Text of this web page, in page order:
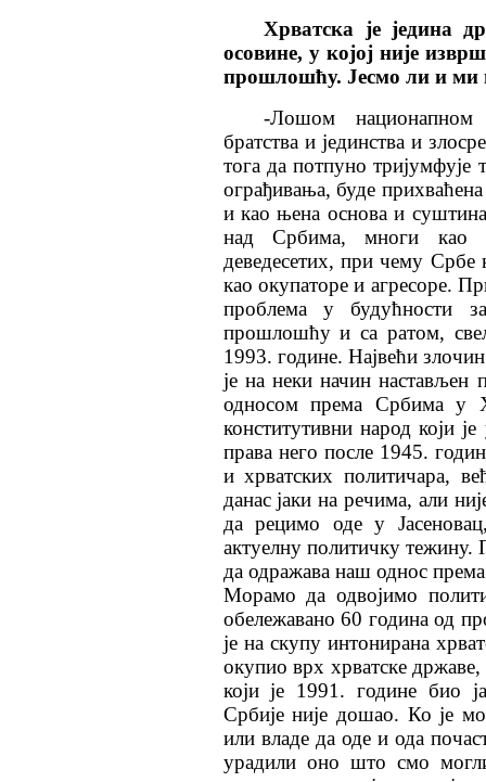
Хрватска је једина
осовине, у којој није
прошлошћу. Јесмо ли и ми
-Лошом национапном
братства и јединства и
тога да потпуно
ограђивања, буде
и као њена основа и
над Србима, многи као
деведесетих, при чему Србе
као окупаторе и агресоре.
проблема у будућности
прошлошћу и са ратом,
1993. године. Највећи
је на неки начин настављен
односом према Србима у
конститутивни народ који
права него после 1945.
и хрватских политичара,
данас јаки на речима, али
да рецимо оде у
актуелну политичку тежину.
да одражава наш однос
Морамо да одвојимо
обележавано 60 година од
је на скупу интонирана
окупио врх хрватске
који је 1991. године био
Србије није дошао. Ко је
или владе да оде и ода
урадили оно што смо